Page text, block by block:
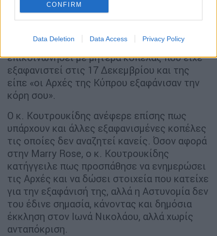
CONFIRM
Data Deletion Data Access Privacy Policy
Όπως μετέδωσε το κανάλι Άλφα, ο κύριος
Λούης Κουτρουκίδης, πρόεδρος του
Συνδέσου Οικιακών Βοηθών Κύπρου,
αποκάλυψε πως ο «Ορέστης» είχε
επικοινωνήσει με μητέρα κοπέλας που είχε
εξαφανιστεί στις 17 Δεκεμβρίου και της
είπε «οι Αρχές της Κύπρου εξαφάνισαν την
κόρη σου».
Ο κ. Κουτρουκίδης ανέφερε επίσης πως
υπάρχουν και άλλες εξαφανισμένες κοπέλες
τις οποίες δεν αναζητεί κανείς. Όσον αφορά
στην Marry Rose, ο κ. Κουτρουκίδης
κατήγγειλε πως προσπάθησε να ενημερώσει
τις Αρχές και να δώσει στοιχεία που κατείχε
για την εξαφάνισή της, αλλά η Αστυνομία δεν
του έδινε σημασία, κάνοντας και δημόσια
έκκληση στον Ιωνά Νικολάου, αλλά χωρίς
ανταπόκριση.